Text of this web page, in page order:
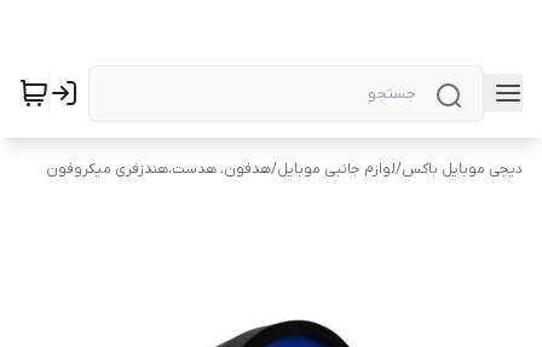
دیجی موبایل باکس/لوازم جانبی موبایل/هدفون، هدست،هندزفری میکروفون